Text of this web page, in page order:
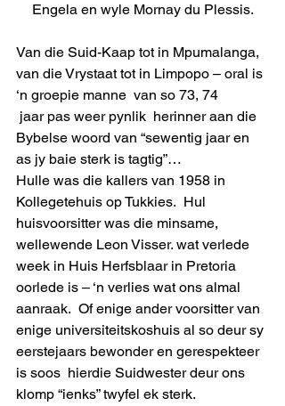
Engela en wyle Mornay du Plessis.
Van die Suid-Kaap tot in Mpumalanga,
van die Vrystaat tot in Limpopo – oral is
‘n groepie manne  van so 73, 74
jaar pas weer pynlik  herinner aan die
Bybelse woord van “sewentig jaar en
as jy baie sterk is tagtig”…
Hulle was die kallers van 1958 in
Kollegetehuis op Tukkies.  Hul
huisvoorsitter was die minsame,
wellewende Leon Visser. wat verlede
week in Huis Herfsblaar in Pretoria
oorlede is – ‘n verlies wat ons almal
aanraak.  Of enige ander voorsitter van
enige universiteitskoshuis al so deur sy
eerstejaars bewonder en gerespekteer
is soos  hierdie Suidwester deur ons
klomp “ienks” twyfel ek sterk.